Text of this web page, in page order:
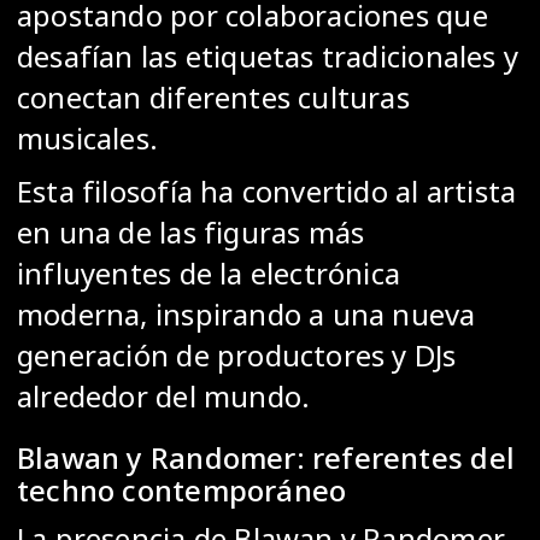
apostando por colaboraciones que
desafían las etiquetas tradicionales y
conectan diferentes culturas
musicales.
Esta filosofía ha convertido al artista
en una de las figuras más
influyentes de la electrónica
moderna, inspirando a una nueva
generación de productores y DJs
alrededor del mundo.
Blawan y Randomer: referentes del
techno contemporáneo